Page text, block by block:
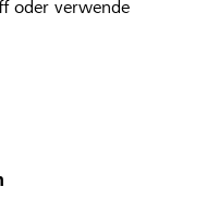
oder verwende